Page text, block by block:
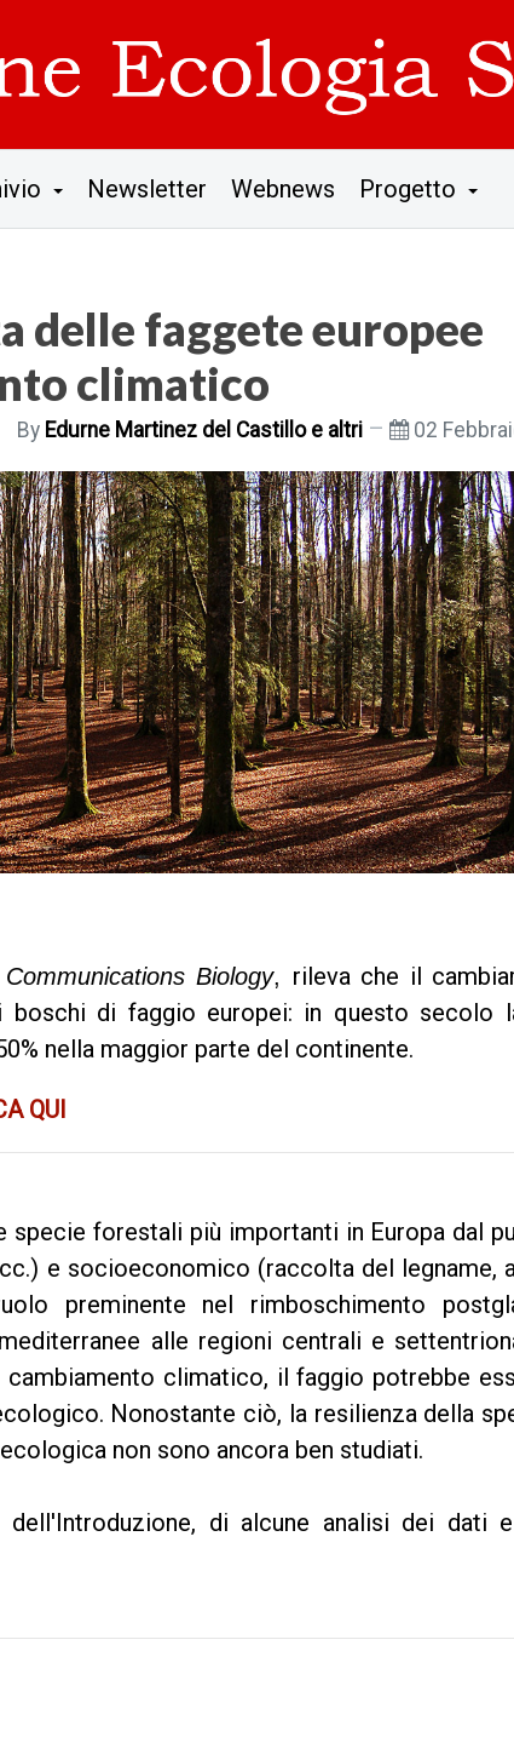
Newsletter Webnews Progetto
delle faggete europee
climatico
By Edurne Martinez del Castillo e altri 02
Communications Biology, rileva che il
boschi di faggio europei: in questo secolo
nella maggior parte del continente.
QUI
specie forestali più importanti in Europa dal
e socioeconomico (raccolta del legname,
preminente nel rimboschimento
alle regioni centrali e
climatico, il faggio potrebbe
Nonostante ciò, la resilienza della
non sono ancora ben studiati.
di alcune analisi dei dati